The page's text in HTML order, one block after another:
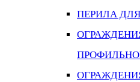
ПЕРИЛА